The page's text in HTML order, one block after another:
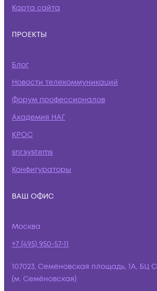
Карта сайта
ПРОЕКТЫ
Блог
Новости телекоммуникаций
Форум профессионалов
Академия НАГ
КРОС
snr.systems
Конфигураторы
ВАШ ОФИС
Москва
+7 (495) 950-57-11
107023, Семёновская площадь, 1А, БЦ
(м. Семёновская)